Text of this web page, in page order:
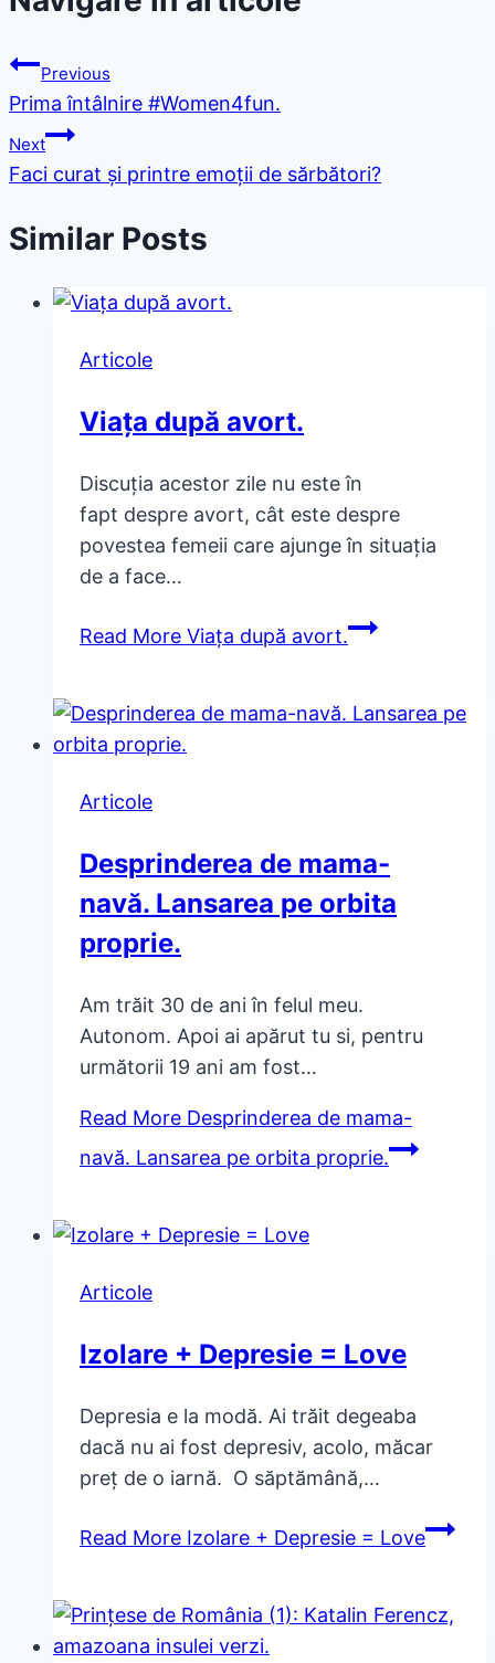
Previous
Prima întâlnire #Women4fun.
Next
Faci curat și printre emoții de sărbători?
Similar Posts
Articole
Viața după avort.
Discuția acestor zile nu este în
fapt despre avort, cât este despre
povestea femeii care ajunge în situația
de a face…
Read More Viața după avort.
Articole
Desprinderea de mama-
navă. Lansarea pe orbita
proprie.
Am trăit 30 de ani în felul meu.
Autonom. Apoi ai apărut tu si, pentru
următorii 19 ani am fost…
Read More Desprinderea de mama-
navă. Lansarea pe orbita proprie.
Articole
Izolare + Depresie = Love
Depresia e la modă. Ai trăit degeaba
dacă nu ai fost depresiv, acolo, măcar
preț de o iarnă. O săptămână,…
Read More Izolare + Depresie = Love